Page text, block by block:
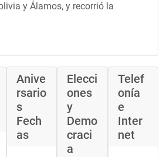
y Álamos, y recorrió la
Anive
rsario
s
Fech
as
Elecci
ones
y
Demo
craci
a
Telef
onía
e
Inter
net